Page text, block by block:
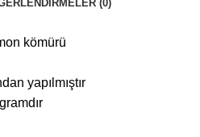
(0)
kömürü
yapılmıştır